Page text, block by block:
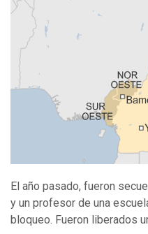
El año pasado, fueron
y un profesor de una
bloqueo. Fueron liberados